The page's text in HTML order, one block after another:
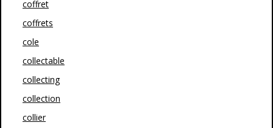
coffret
coffrets
cole
collectable
collecting
collection
collier